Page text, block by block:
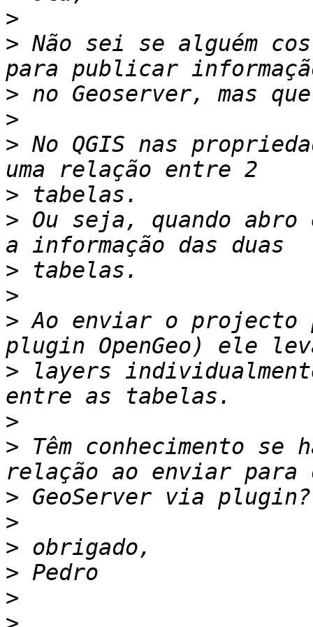
>
> Não sei se alguém
>
>
> No QGIS nas
>
> Ou seja, quando
>
>
> Ao enviar o projecto
> layers
>
> Têm conhecimento se
>
>
>
>
>